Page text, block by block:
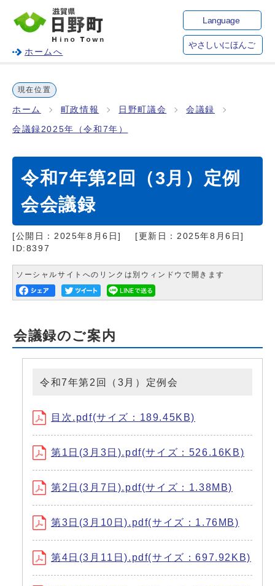
ホームへ
Language
やさしいにほんご
現在位置
ホーム 町政情報 日野町議会 会議録
会議録2025年（令和7年）
令和7年第2回（3月）定例
会会議録
[公開日： 2025年8月6日] [更新日： 2025年8月6日]
ID:8397
ソーシャルサイトへのリンクは別ウィンドウで開きます
会議録のご案内
令和7年第2回（3月）定例会
目次.pdf(サイズ：189.45KB)
第1日(3月3日).pdf(サイズ：526.16KB)
第2日(3月7日).pdf(サイズ：1.38MB)
第3日(3月10日).pdf(サイズ：1.76MB)
第4日(3月11日).pdf(サイズ：697.92KB)